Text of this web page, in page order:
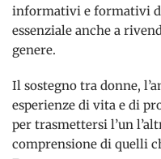
informativi e formativi
essenziale anche a
genere.
Il sostegno tra donne,
esperienze di vita e di
per trasmettersi l’un
comprensione di quelli